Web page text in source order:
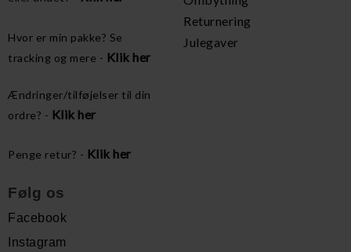
Hvor er min pakke? Se
tracking og mere - Klik her
Ændringer/tilføjelser til din
ordre? - Klik her
Penge retur? - Klik her
Returnering
Julegaver
Følg os
Facebook
Instagram